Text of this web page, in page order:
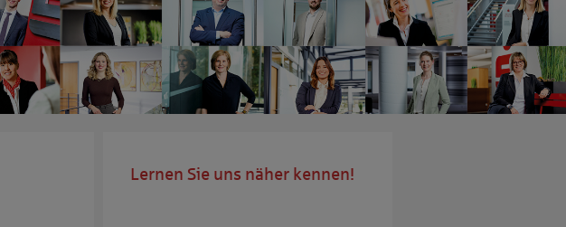
Lernen Sie uns näher kennen!